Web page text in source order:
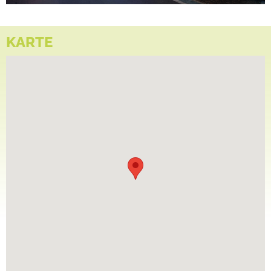
KARTE